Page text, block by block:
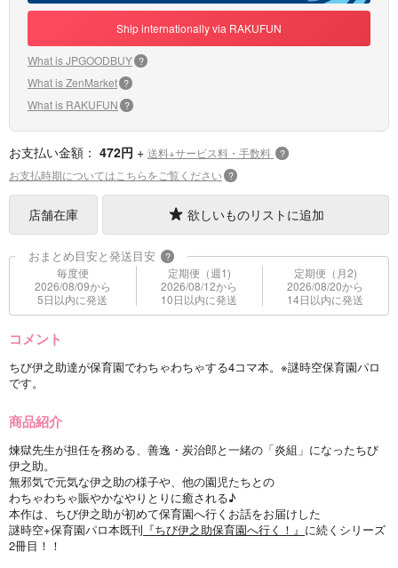
Ship internationally via RAKUFUN
What is JPGOODBUY ?
What is ZenMarket ?
What is RAKUFUN ?
お支払い金額： 472円 + 送料+サービス料・手数料 ?
お支払時期についてはこちらをご覧ください ?
店舗在庫 欲しいものリストに追加
おまとめ目安と発送目安 ?
毎度便
2026/08/09から
5日以内に発送
定期便（週1)
2026/08/12から
10日以内に発送
定期便（月2)
2026/08/20から
14日以内に発送
コメント
ちび伊之助達が保育園でわちゃわちゃする4コマ本。※謎時空保育園パロ
です。
商品紹介
煉獄先生が担任を務める、善逸・炭治郎と一緒の「炎組」になったちび
伊之助。
無邪気で元気な伊之助の様子や、他の園児たちとの
わちゃわちゃ賑やかなやりとりに癒される♪
本作は、ちび伊之助が初めて保育園へ行くお話をお届けした
謎時空+保育園パロ本既刊 『ちび伊之助保育園へ行く！』 に続くシリーズ
2冊目！！